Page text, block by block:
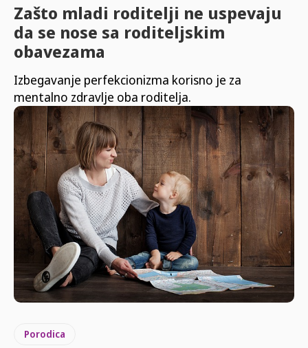
Zašto mladi roditelji ne uspevaju
da se nose sa roditeljskim
obavezama
Izbegavanje perfekcionizma korisno je za
mentalno zdravlje oba roditelja.
Porodica